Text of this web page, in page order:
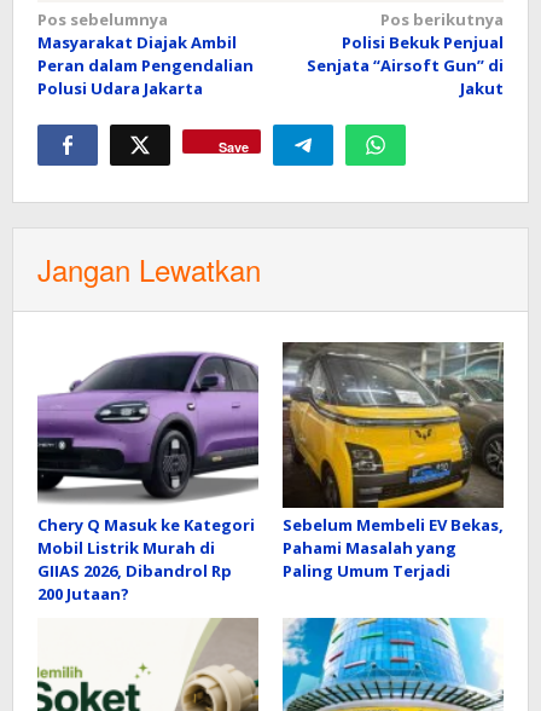
Navigasi
pos
Pos sebelumnya
Masyarakat Diajak Ambil
Peran dalam Pengendalian
Polusi Udara Jakarta
Pos berikutnya
Polisi Bekuk Penjual
Senjata “Airsoft Gun” di
Jakut
Save
Jangan Lewatkan
Chery Q Masuk ke Kategori
Mobil Listrik Murah di
GIIAS 2026, Dibandrol Rp
200 Jutaan?
Sebelum Membeli EV Bekas,
Pahami Masalah yang
Paling Umum Terjadi